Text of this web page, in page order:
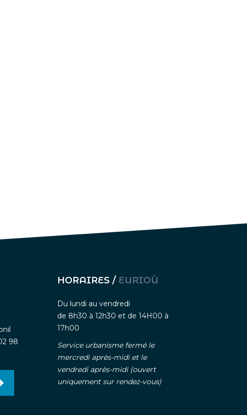
98
HORAIRES / EURIOÙ
Du lundi au vendredi
de 8h30 à 12h30 et de 14H00 à
17h00
Service urbanisme fermé le
mercredi après-midi et le
vendredi après-midi (ouvert
uniquement sur rendez-vous)